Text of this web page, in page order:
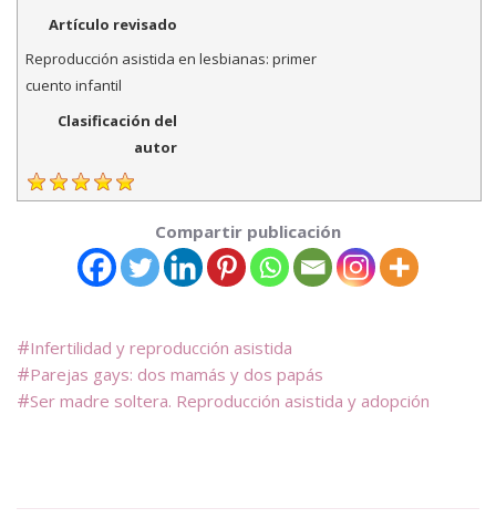
Artículo revisado
Reproducción asistida en lesbianas: primer
cuento infantil
Clasificación del
autor
Compartir publicación
Infertilidad y reproducción asistida
Parejas gays: dos mamás y dos papás
Ser madre soltera. Reproducción asistida y adopción